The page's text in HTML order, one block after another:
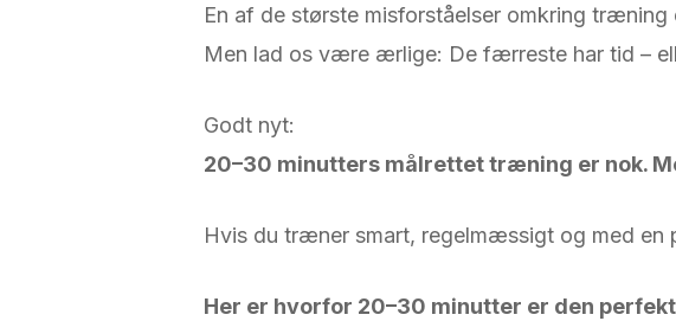
En af de største misforståelser omkring
Men lad os være ærlige: De færreste har tid –
Godt nyt:
20–30 minutters målrettet træning er nok.
Hvis du træner smart, regelmæssigt og med en
Her er hvorfor 20–30 minutter er den